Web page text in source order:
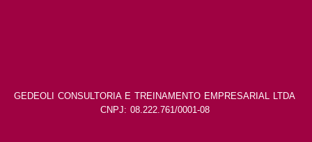
GEDEOLI CONSULTORIA E TREINAMENTO EMPRESARIAL LTDA
CNPJ: 08.222.761/0001-08